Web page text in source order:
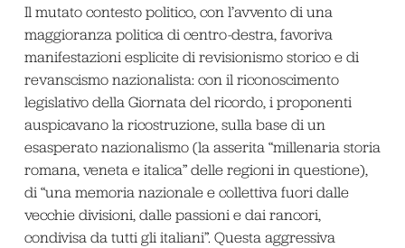
Il mutato contesto politico, con l’avvento di una
maggioranza politica di centro-destra, favoriva
manifestazioni esplicite di revisionismo storico e di
revanscismo nazionalista: con il riconoscimento
legislativo della Giornata del ricordo, i proponenti
auspicavano la ricostruzione, sulla base di un
esasperato nazionalismo (la asserita “millenaria storia
romana, veneta e italica” delle regioni in questione),
di “una memoria nazionale e collettiva fuori dalle
vecchie divisioni, dalle passioni e dai rancori,
condivisa da tutti gli italiani”. Questa aggressiva